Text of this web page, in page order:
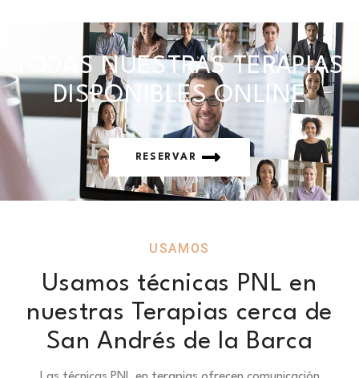
TODAS NUESTRAS TERAPIAS
DISPONIBLES ONLINE
RESERVAR
USAMOS
Usamos técnicas PNL en
nuestras Terapias cerca de
San Andrés de la Barca